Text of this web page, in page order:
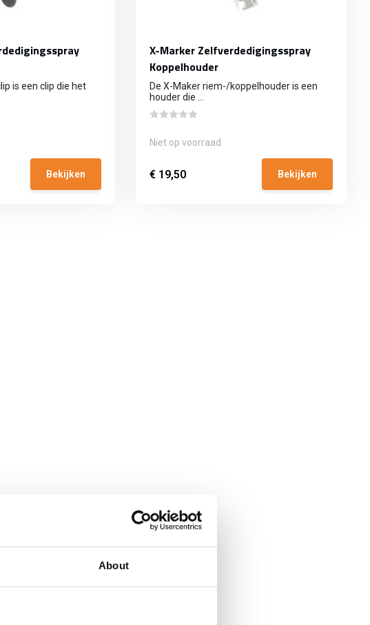
About
is een clip die het
Bekijken
X-Marker Zelfverdedigingsspray
Koppelhouder
De X-Maker riem-/koppelhouder is een
houder die ...
Niet op voorraad
€ 19,50 Bekijken